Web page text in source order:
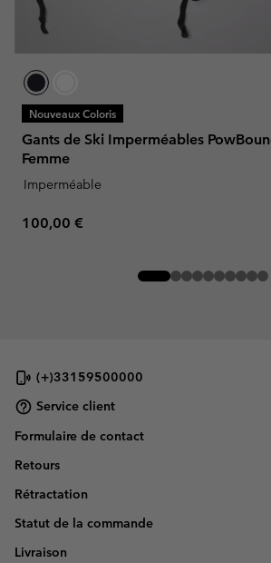
Nouveaux Coloris
Gants de Ski Imperméables
Femme
Imperméable
Regular price:
100,00 €
(+)33159500000
Service client
Formulaire de contact
Retours
Rétractation
Statut de la commande
Livraison